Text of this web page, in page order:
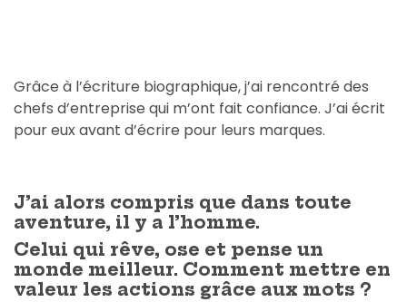
Grâce à l’écriture biographique, j’ai rencontré des
chefs d’entreprise qui m’ont fait confiance. J’ai écrit
pour eux avant d’écrire pour leurs marques.
J’ai alors compris que dans toute
aventure, il y a l’homme.
Celui qui rêve, ose et pense un
monde meilleur. Comment mettre en
valeur les actions grâce aux mots ?